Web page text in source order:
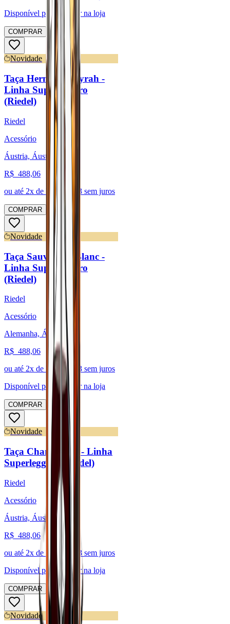
Disponível para:
Retirar na loja
COMPRAR
Novidade
Taça Hermitage/Syrah -
Linha Superleggero
(Riedel)
Riedel
Acessório
Áustria, Áustria
R$ 488,06
ou até 2x de R$ 244,03 sem juros
COMPRAR
Novidade
Taça Sauvignon Blanc -
Linha Superleggero
(Riedel)
Riedel
Acessório
Alemanha, Áustria
R$ 488,06
ou até 2x de R$ 244,03 sem juros
Disponível para:
Retirar na loja
COMPRAR
Novidade
Taça Champagne - Linha
Superleggero (Riedel)
Riedel
Acessório
Áustria, Áustria
R$ 488,06
ou até 2x de R$ 244,03 sem juros
Disponível para: Retirar na loja
COMPRAR
Novidade